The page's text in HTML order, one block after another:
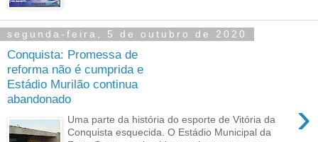
segunda-feira, 5 de outubro de 2020
Conquista: Promessa de
reforma não é cumprida e
Estádio Murilão continua
abandonado
›
Uma parte da história do esporte de Vitória da
Conquista esquecida. O Estádio Municipal da